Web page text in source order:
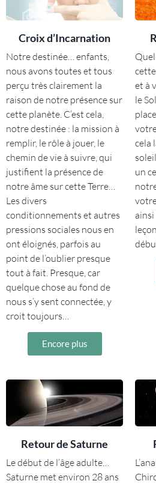
Croix d’Incarnation
Notre destinée… enfants,
nous avons toutes et tous
perçu très clairement la
raison de notre présence sur
cette planète. C’est cela,
notre destinée : la mission à
remplir, le rôle à jouer, le
chemin de vie à suivre, qui
justifient la présence de
notre âme sur cette Terre…
Les divers
conditionnements et autres
pressions sociales nous en
ont éloignés, parfois au
point de l’oublier presque
tout à fait. Presque, car
quelque chose au fond de
nous s’y sent connectée, y
croit toujours…
Encore plus
et à
le
cela
un
Retour de Saturne
Le début de l’âge adulte…
Saturne met environ 28 ans